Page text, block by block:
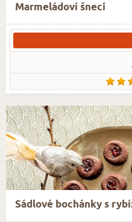
Marmeládoví šneci
Sádlové bochánky s